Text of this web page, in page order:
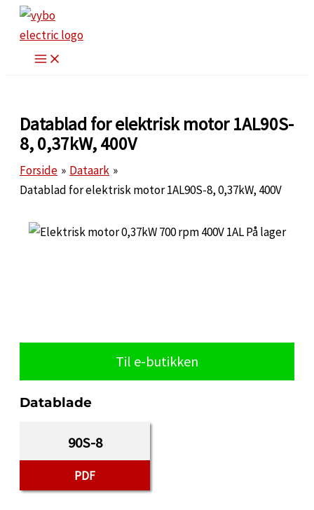
indholdet
Datablad for elektrisk motor 1AL90S-
8, 0,37kW, 400V
Forside
Dataark
Datablad for elektrisk motor 1AL90S-8, 0,37kW, 400V
Til e-butikken
Datablade
90S-8
PDF